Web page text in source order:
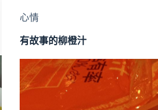
心情
有故事的柳橙汁